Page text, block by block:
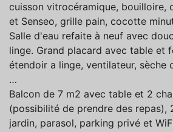
cuisson vitrocéramique, bouilloire,
et Senseo, grille pain, cocotte
Salle d'eau refaite à neuf avec
linge. Grand placard avec table et
étendoir a linge, ventilateur, sèche
…
Balcon de 7 m2 avec table et 2
(possibilité de prendre des repas),
jardin, parasol, parking privé et